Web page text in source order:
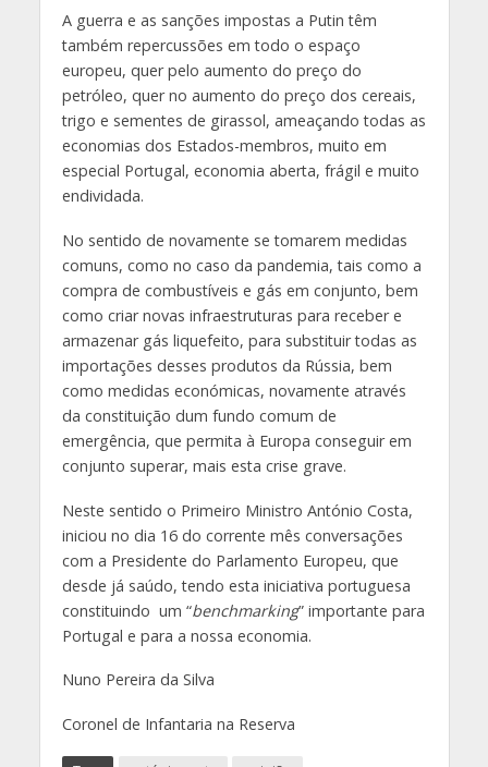
A guerra e as sanções impostas a Putin têm
também repercussões em todo o espaço
europeu, quer pelo aumento do preço do
petróleo, quer no aumento do preço dos cereais,
trigo e sementes de girassol, ameaçando todas as
economias dos Estados-membros, muito em
especial Portugal, economia aberta, frágil e muito
endividada.
No sentido de novamente se tomarem medidas
comuns, como no caso da pandemia, tais como a
compra de combustíveis e gás em conjunto, bem
como criar novas infraestruturas para receber e
armazenar gás liquefeito, para substituir todas as
importações desses produtos da Rússia, bem
como medidas económicas, novamente através
da constituição dum fundo comum de
emergência, que permita à Europa conseguir em
conjunto superar, mais esta crise grave.
Neste sentido o Primeiro Ministro António Costa,
iniciou no dia 16 do corrente mês conversações
com a Presidente do Parlamento Europeu, que
desde já saúdo, tendo esta iniciativa portuguesa
constituindo um “benchmarking” importante para
Portugal e para a nossa economia.
Nuno Pereira da Silva
Coronel de Infantaria na Reserva